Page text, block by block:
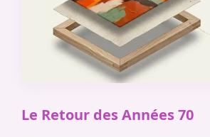
Le Retour des Années 70